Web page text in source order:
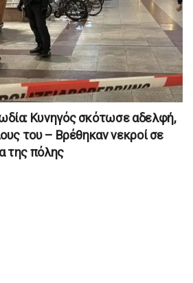
Κυνηγός σκότωσε αδελφή,
του – Βρέθηκαν νεκροί σε
της πόλης